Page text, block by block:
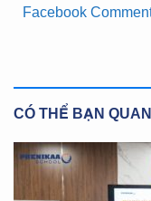
Facebook
CÓ THỂ BẠN